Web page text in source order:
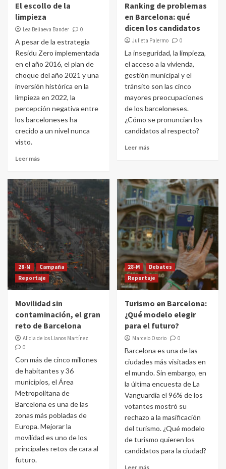
El escollo de la
limpieza
Lea Beliaeva Bander 0
A pesar de la estrategia
Residu Zero implementada
en el año 2016, el plan de
choque del año 2021 y una
inversión histórica en la
limpieza en 2022, la
percepción negativa entre
los barceloneses ha
crecido a un nivel nunca
visto.
Leer más
Ranking de problemas
en Barcelona: qué
dicen los candidatos
Julieta Palermo 0
La inseguridad, la limpieza,
el acceso a la vivienda,
gestión municipal y el
tránsito son las cinco
mayores preocupaciones
de los barceloneses.
¿Cómo se pronuncian los
candidatos al respecto?
Leer más
28-M
Campaña
Reportaje
Movilidad sin
contaminación, el gran
reto de Barcelona
Alicia de los Llanos Martínez
0
Con más de cinco millones
de habitantes y 36
municipios, el Área
Metropolitana de
Barcelona es una de las
zonas más pobladas de
Europa. Mejorar la
movilidad es uno de los
principales retos de cara al
futuro.
28-M
Debates
Reportaje
Turismo en Barcelona:
¿Qué modelo elegir
para el futuro?
Marcelo Osorio 0
Barcelona es una de las
ciudades más visitadas en
el mundo. Sin embargo, en
la última encuesta de La
Vanguardia el 96% de los
votantes mostró su
rechazo a la masificación
del turismo. ¿Qué modelo
de turismo quieren los
candidatos para la ciudad?
Leer más